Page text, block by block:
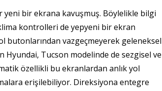
bir ekrana kavuşmuş. Böylelikle bilgi
kontrolleri de yepyeni bir ekran
butonlarından vazgeçmeyerek geleneksel
Hyundai, Tucson modelinde de sezgisel ve
özellikli bu ekranlardan anlık yol
erişilebiliyor. Direksiyona entegre